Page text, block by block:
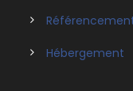
Hébergement